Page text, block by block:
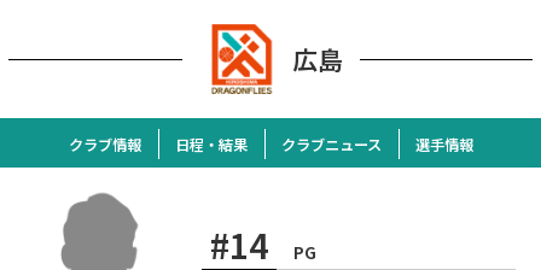
広島
クラブ情報 日程・結果 クラブニュース 選手情報
#14 PG